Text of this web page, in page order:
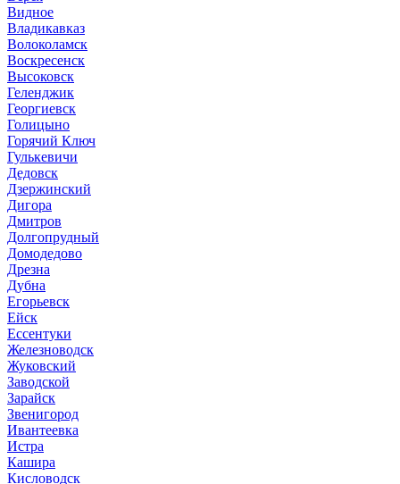
Видное
Владикавказ
Волоколамск
Воскресенск
Высоковск
Геленджик
Георгиевск
Голицыно
Горячий Ключ
Гулькевичи
Дедовск
Дзержинский
Дигора
Дмитров
Долгопрудный
Домодедово
Дрезна
Дубна
Егорьевск
Ейск
Ессентуки
Железноводск
Жуковский
Заводской
Зарайск
Звенигород
Ивантеевка
Истра
Кашира
Кисловодск